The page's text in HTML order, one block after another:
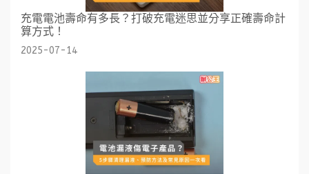
充電電池壽命有多長？打破充電迷思並分享正確壽命計
算方式！
2025-07-14